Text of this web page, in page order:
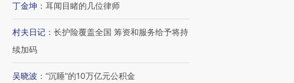
丁金坤 ： 耳闻目睹的几位律师
村夫日记 ： 长护险覆盖全国 筹资和服务给予将持
续加码
吴晓波 ： “沉睡”的10万亿元公积金